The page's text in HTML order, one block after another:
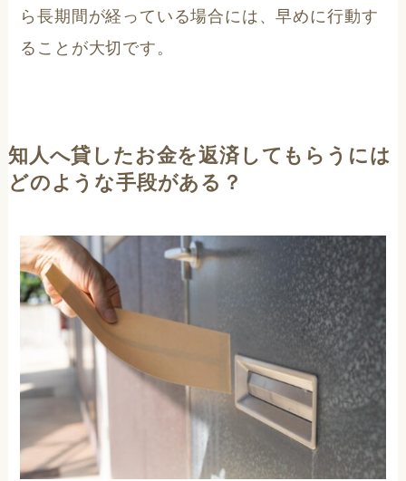
ら長期間が経っている場合には、早めに行動す
ることが大切です。
知人へ貸したお金を返済してもらうには
どのような手段がある？